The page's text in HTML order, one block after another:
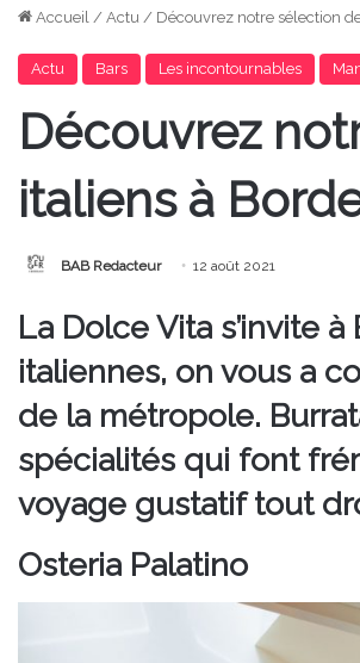
Accueil / Actu / Découvrez notre sélection
Actu Bars Les incontournables
Découvrez
italiens à
BAB Redacteur 12 août 2021
La Dolce Vita s’invite
italiennes, on vous a
de la métropole.
spécialités qui font
voyage gustatif tout
Osteria Palatino